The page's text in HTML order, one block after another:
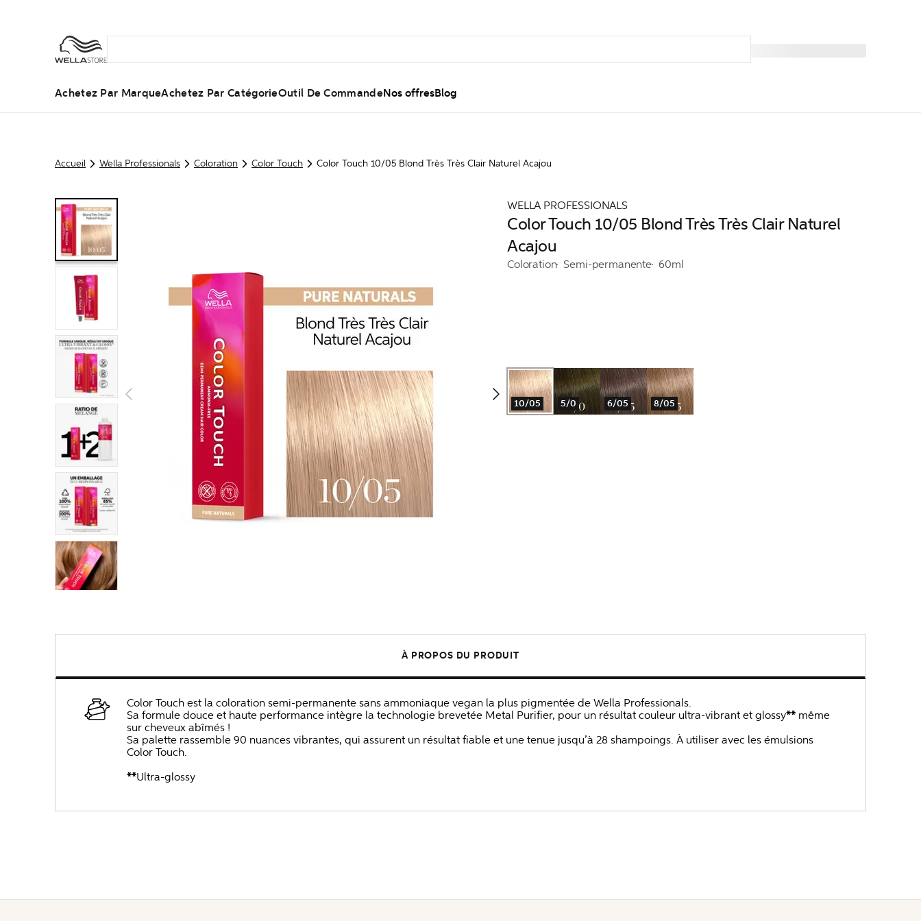
Achetez Par MarqueAchetez Par CatégorieOutil De CommandeNos offresBlog
Accueil Wella Professionals Coloration Color Touch Color Touch 10/05 Blond Très Très Clair Naturel Acajou
WELLA PROFESSIONALS
Color Touch 10/05 Blond Très Très Clair Naturel
Acajou
Coloration Semi-permanente 60ml
10/05 5/0 6/05 8/05
À PROPOS DU PRODUIT
Color Touch est la coloration semi-permanente sans ammoniaque vegan la plus pigmentée de Wella Professionals.
Sa formule douce et haute performance intègre la technologie brevetée Metal Purifier, pour un résultat couleur ultra-vibrant et glossy** même
sur cheveux abîmés !
Sa palette rassemble 90 nuances vibrantes, qui assurent un résultat fiable et une tenue jusqu’à 28 shampoings. À utiliser avec les émulsions
Color Touch.
**Ultra-glossy